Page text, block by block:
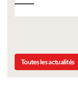
Toutes les actualités